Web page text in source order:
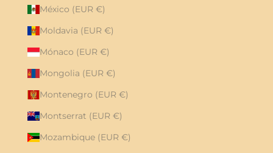
México (EUR €)
Moldavia (EUR €)
Mónaco (EUR €)
Mongolia (EUR €)
Montenegro (EUR €)
Montserrat (EUR €)
Mozambique (EUR €)